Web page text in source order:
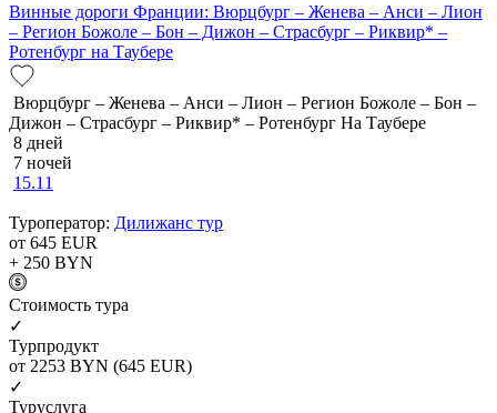
Винные дороги Франции: Вюрцбург – Женева – Анси – Лион
– Регион Божоле – Бон – Дижон – Страсбург – Риквир* –
Ротенбург на Таубере
Вюрцбург – Женева – Анси – Лион – Регион Божоле – Бон –
Дижон – Страсбург – Риквир* – Ротенбург На Таубере
8 дней
7 ночей
15.11
Туроператор: Дилижанс тур
от 645 EUR
+ 250 BYN
Cтоимость тура
✓
Турпродукт
от 2253 BYN (645 EUR)
✓
Туруслуга